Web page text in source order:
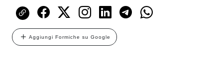
Aggiungi Formiche su Google